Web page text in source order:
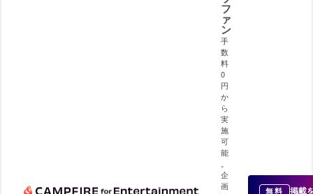
フ
ァ
ン
手
数
料
0
円
か
ら
実
施
可
能
。
企
画
無料 掲載